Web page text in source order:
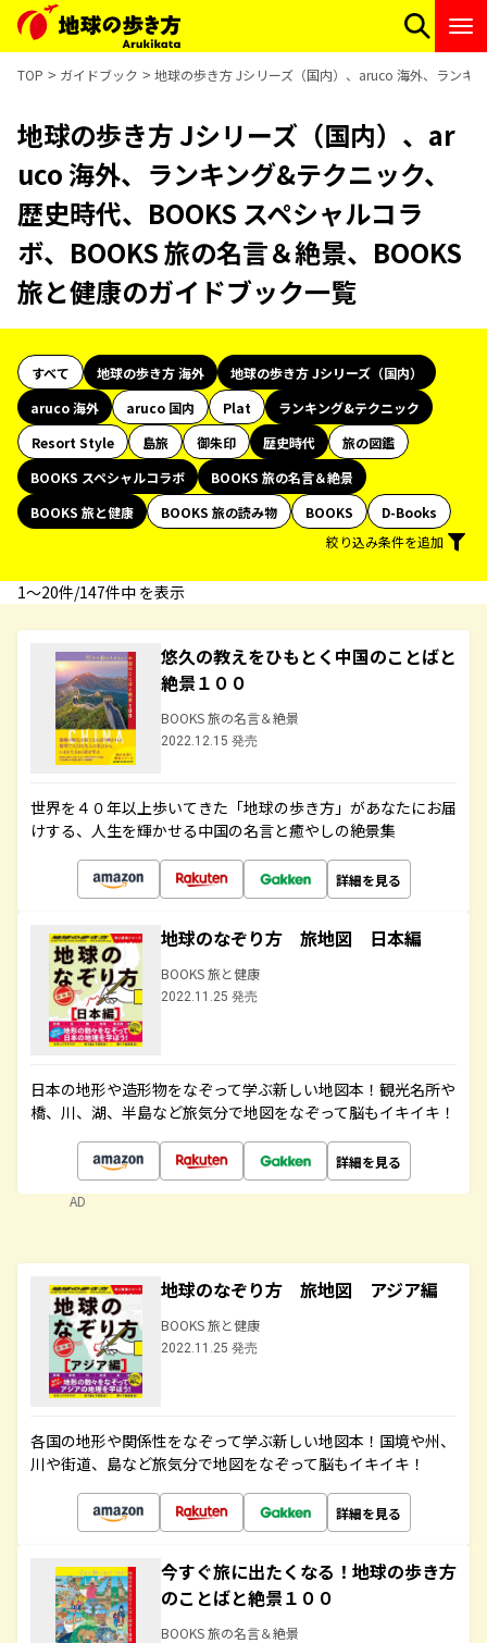
TOP ガイドブック 地球の歩き方 Jシリーズ（国内）、aruco 海外、ランキ
地球の歩き方 Jシリーズ（国内）、ar
uco 海外、ランキング&テクニック、
歴史時代、BOOKS スペシャルコラ
ボ、BOOKS 旅の名言＆絶景、BOOKS
旅と健康のガイドブック一覧
すべて 地球の歩き方 海外
地球の歩き方 Jシリーズ（国内）
aruco 海外
aruco 国内 Plat
ランキング&テクニック
Resort Style
島旅 御朱印 歴史時代
旅の図鑑
BOOKS スペシャルコラボ
BOOKS 旅の名言＆絶景
BOOKS 旅と健康
BOOKS 旅の読み物 BOOKS
D-Books
絞り込み条件を追加
1〜20件/147件中 を表示
悠久の教えをひもとく中国のことばと
絶景１００
BOOKS 旅の名言＆絶景
2022.12.15 発売
世界を４０年以上歩いてきた「地球の歩き方」があなたにお届
けする、人生を輝かせる中国の名言と癒やしの絶景集
詳細を見る
地球のなぞり方 旅地図 日本編
BOOKS 旅と健康
2022.11.25 発売
日本の地形や造形物をなぞって学ぶ新しい地図本！観光名所や
橋、川、湖、半島など旅気分で地図をなぞって脳もイキイキ！
詳細を見る
AD
地球のなぞり方 旅地図 アジア編
BOOKS 旅と健康
2022.11.25 発売
各国の地形や関係性をなぞって学ぶ新しい地図本！国境や州、
川や街道、島など旅気分で地図をなぞって脳もイキイキ！
詳細を見る
今すぐ旅に出たくなる！地球の歩き方
のことばと絶景１００
BOOKS 旅の名言＆絶景